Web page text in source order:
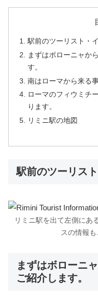
駅前のツーリスト・
まずはボローニャか
す。
南はローマから来る
ローマのフィウミチ
ります。
リミニ駅の地図
駅前のツーリス
リミニ駅を出て左側にあ
スの情報も
まずはボローニ
ご紹介します。